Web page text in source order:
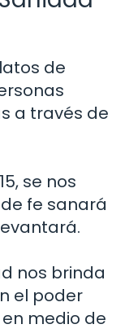
de
a través de
se nos
fe sanará
nos brinda
el poder
medio de